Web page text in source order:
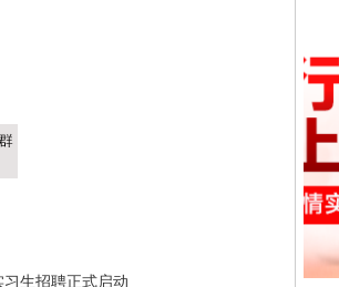
生招聘正式启动